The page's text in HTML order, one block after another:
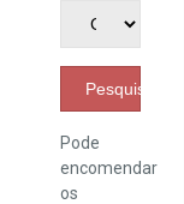
Pesquisar
Pode
encomendar
os